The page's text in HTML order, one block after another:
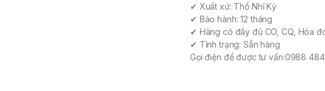
✔ Xuất xứ: Thổ Nhĩ Kỳ
✔ Bảo hành: 12 tháng
✔ Hàng có đầy đủ CO, CQ, Hóa
✔ Tình trạng: Sẵn hàng
Gọi điện để được tư vấn:0988